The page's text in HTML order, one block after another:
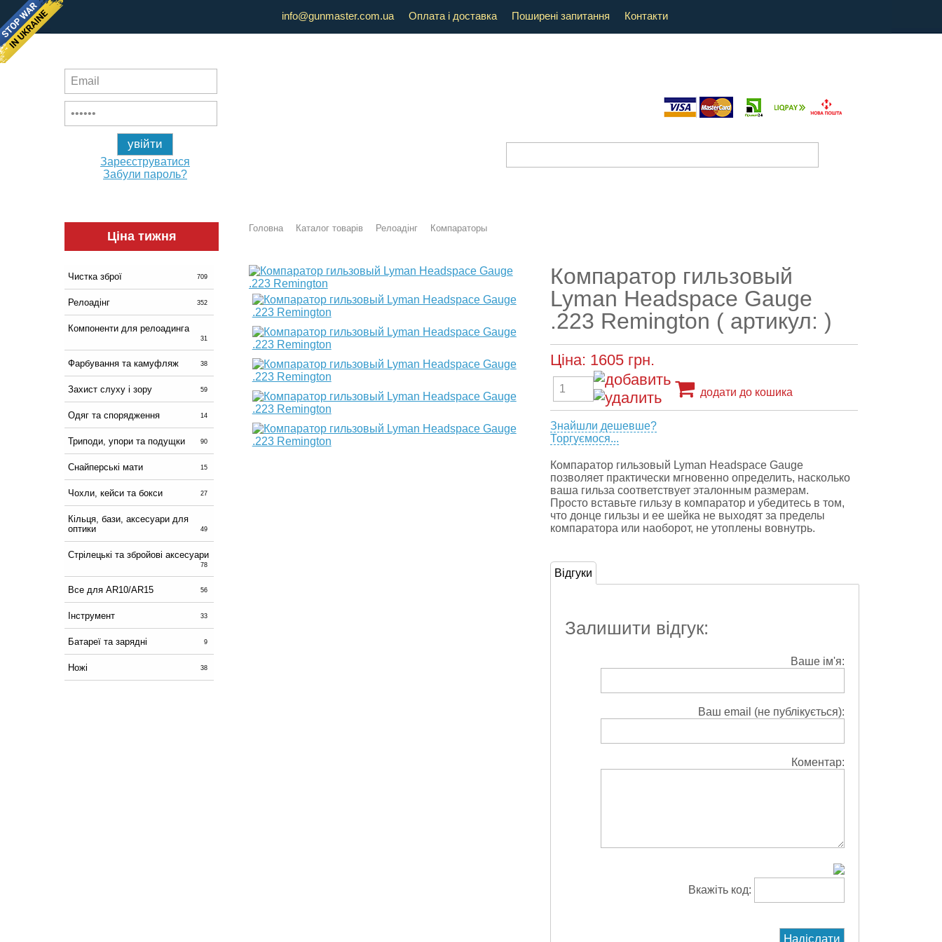
info@gunmaster.com.ua Оплата і доставка Поширені запитання Контакти
Зареєструватися
Забули пароль?
Ціна тижня
Чистка зброї 709
Релоадінг 352
Компоненти для релоадинга
31
Фарбування та камуфляж 38
Захист слуху і зору 59
Одяг та спорядження 14
Триподи, упори та подущки 90
Снайперські мати 15
Чохли, кейси та бокси 27
Кільця, бази, аксесуари для
оптики
49
Стрілецькі та збройові аксесуари
78
Все для AR10/AR15 56
Інструмент 33
Батареї та зарядні 9
Ножі 38
Головна Каталог товарів Релоадінг Компараторы
Компаратор гильзовый
Lyman Headspace Gauge
.223 Remington ( артикул: )
Ціна: 1605 грн.
додати до кошика
Знайшли дешевше?
Торгуємося...
Компаратор гильзовый Lyman Headspace Gauge
позволяет практически мгновенно определить, насколько
ваша гильза соответствует эталонным размерам.
Просто вставьте гильзу в компаратор и убедитесь в том,
что донце гильзы и ее шейка не выходят за пределы
компаратора или наоборот, не утоплены вовнутрь.
Відгуки
Залишити відгук:
Ваше ім'я:
Ваш email (не публікується):
Коментар:
Вкажіть код: